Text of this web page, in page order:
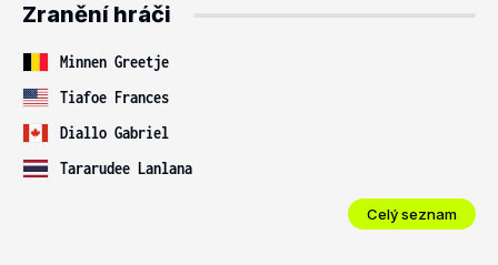
Zranění hráči
Minnen Greetje
Tiafoe Frances
Diallo Gabriel
Tararudee Lanlana
Celý seznam